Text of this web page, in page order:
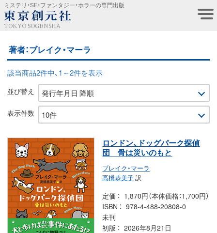
ミステリ・SF・ファンタジー・ホラーの専門出版
TOKYO SOGENSHA
著者：ブレイク・マーラ
該当商品2件中、1～2件を表示
並び替え
表示件数
ロンドン、ドッグパーク探偵
団 骨は災いのもと
ブレイク・マーラ
高橋恭美子訳
定価
1,870円（本体価格：1,700円）
ISBN
978-4-488-20808-0
未刊
初版
2026年8月21日